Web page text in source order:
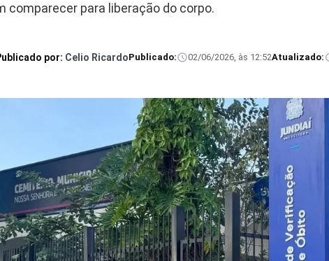
comparecer para liberação do corpo.
por: Celio RicardoPublicado: 02/06/2026, às 12:52Atualizado: